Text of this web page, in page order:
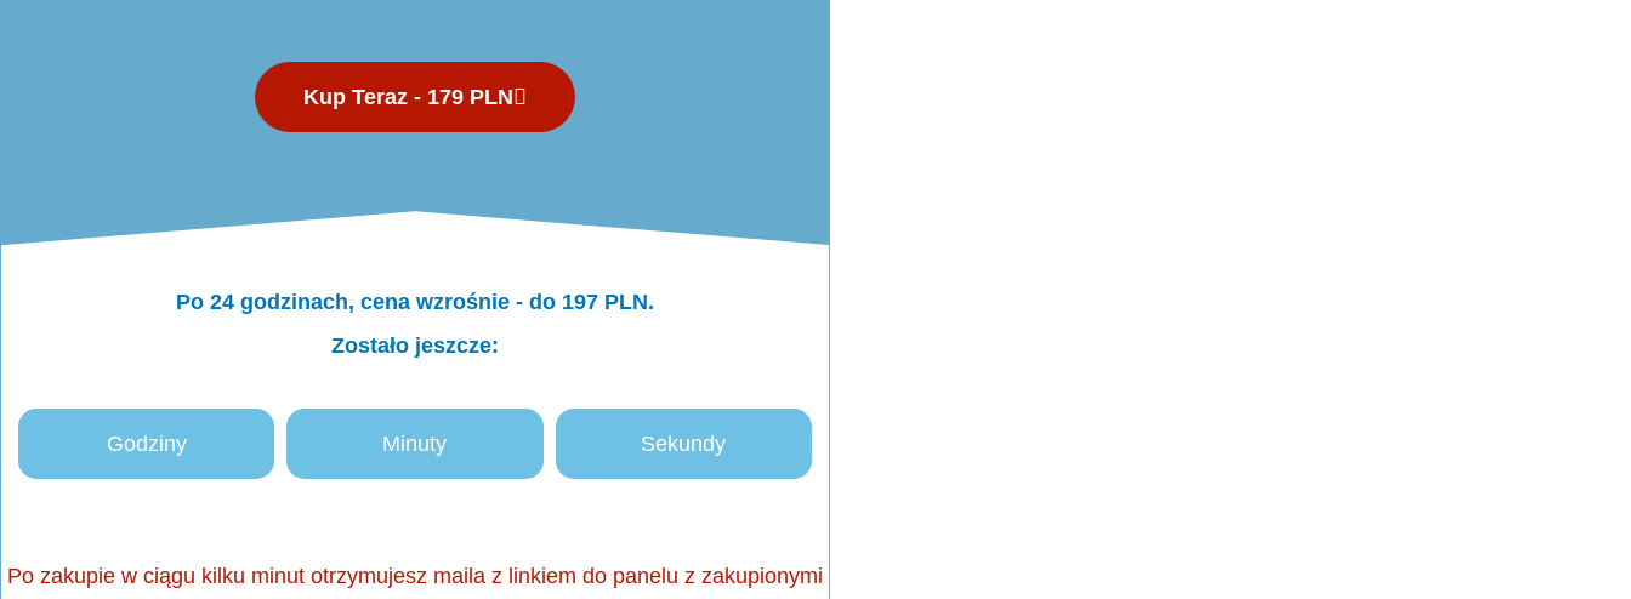
Kup Teraz - 179 PLN
Po 24 godzinach, cena wzrośnie - do 197 PLN.
Zostało jeszcze:
Godziny Minuty Sekundy
Po zakupie w ciągu kilku minut otrzymujesz maila z linkiem do panelu z zakupionymi